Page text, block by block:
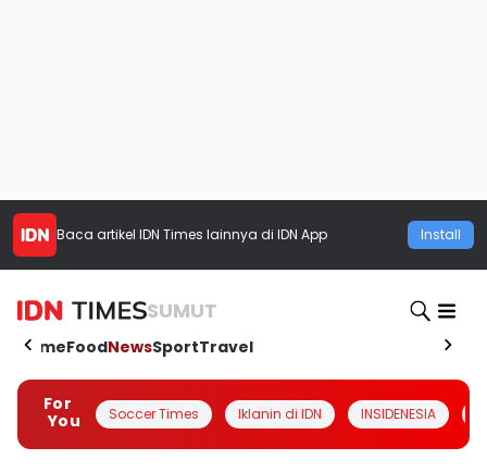
Baca artikel IDN Times lainnya di IDN App Install
SUMUT
HomeFoodNewsSportTravel
For
You
Soccer Times Iklanin di IDN INSIDENESIA